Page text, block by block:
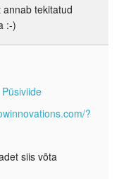
tekitatud
:-)
Püsiviide
?
siis võta